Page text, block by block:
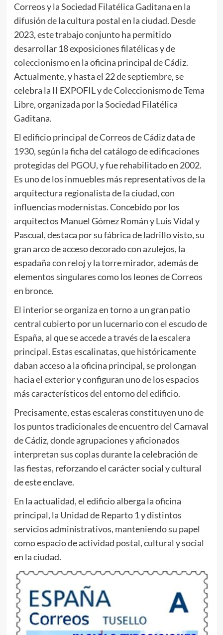
Correos y la Sociedad Filatélica Gaditana en la
difusión de la cultura postal en la ciudad. Desde
2023, este trabajo conjunto ha permitido
desarrollar 18 exposiciones filatélicas y de
coleccionismo en la oficina principal de Cádiz.
Actualmente, y hasta el 22 de septiembre, se
celebra la II EXPOFIL y de Coleccionismo de Tema
Libre, organizada por la Sociedad Filatélica
Gaditana.
El edificio principal de Correos de Cádiz data de
1930, según la ficha del catálogo de edificaciones
protegidas del PGOU, y fue rehabilitado en 2002.
Es uno de los inmuebles más representativos de la
arquitectura regionalista de la ciudad, con
influencias modernistas. Concebido por los
arquitectos Manuel Gómez Román y Luis Vidal y
Pascual, destaca por su fábrica de ladrillo visto, su
gran arco de acceso decorado con azulejos, la
espadaña con reloj y la torre mirador, además de
elementos singulares como los leones de Correos
en bronce.
El interior se organiza en torno a un gran patio
central cubierto por un lucernario con el escudo de
España, al que se accede a través de la escalera
principal. Estas escalinatas, que históricamente
daban acceso a la oficina principal, se prolongan
hacia el exterior y configuran uno de los espacios
más característicos del entorno del edificio.
Precisamente, estas escaleras constituyen uno de
los puntos tradicionales de encuentro del Carnaval
de Cádiz, donde agrupaciones y aficionados
interpretan sus coplas durante la celebración de
las fiestas, reforzando el carácter social y cultural
de este enclave.
En la actualidad, el edificio alberga la oficina
principal, la Unidad de Reparto 1 y distintos
servicios administrativos, manteniendo su papel
como espacio de actividad postal, cultural y social
en la ciudad.